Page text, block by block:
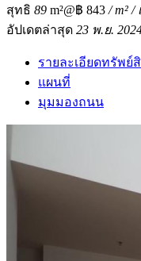
สุทธิ 89 m²@฿ 843 / m² /
อัปเดตล่าสุด 23 พ.ย.
รายละเอียดทรัพย์
แผนที่
มุมมองถนน